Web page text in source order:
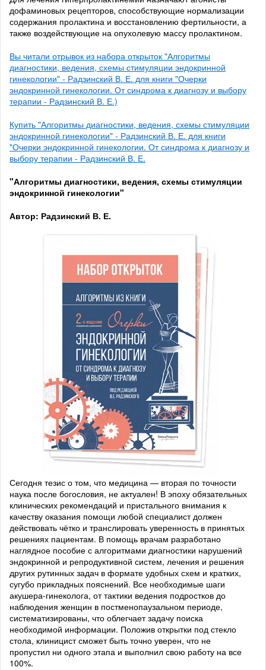
дофаминовых рецепторов, способствующие нормализации
содержания пролактина и восстановлению фертильности, а
также воздействующие на опухолевую массу пролактином.
Вы читали отрывок из набора открыток "Алгоритмы
диагностики, ведения, схемы стимуляции эндокринной
гинекологии" - Радзинский В. Е. для книги "Очерки
эндокринной гинекологии. От синдрома к диагнозу и выбору
терапии - Радзинский В. Е.)
Купить "Алгоритмы диагностики, ведения, схемы стимуляции
эндокринной гинекологии" - Радзинский В. Е. для книги
"Очерки эндокринной гинекологии. От синдрома к диагнозу и
выбору терапии - Радзинский В. Е.
"Алгоритмы диагностики, ведения, схемы стимуляции
эндокринной гинекологии"
Автор: Радзинский В. Е.
Сегодня тезис о том, что медицина — вторая по точности
наука после богословия, не актуален! В эпоху обязательных
клинических рекомендаций и пристального внимания к
качеству оказания помощи любой специалист должен
действовать чётко и транслировать уверенность в принятых
решениях пациентам. В помощь врачам разработано
наглядное пособие с алгоритмами диагностики нарушений
эндокринной и репродуктивной систем, лечения и решения
других рутинных задач в формате удобных схем и кратких,
сугубо прикладных пояснений. Все необходимые шаги
акушера-гинеколога, от тактики ведения подростков до
наблюдения женщин в постменопаузальном периоде,
систематизированы, что облегчает задачу поиска
необходимой информации. Положив открытки под стекло
стола, клиницист сможет быть точно уверен, что не
пропустил ни одного этапа и выполнил свою работу на все
100%.